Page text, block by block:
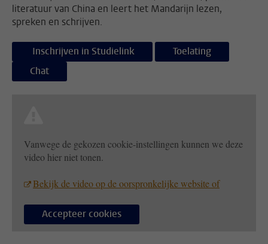
literatuur van China en leert het Mandarijn lezen,
spreken en schrijven.
Inschrijven in Studielink
Toelating
Chat
Vanwege de gekozen cookie-instellingen kunnen we deze
video hier niet tonen.
Bekijk de video op de oorspronkelijke website of
Accepteer cookies